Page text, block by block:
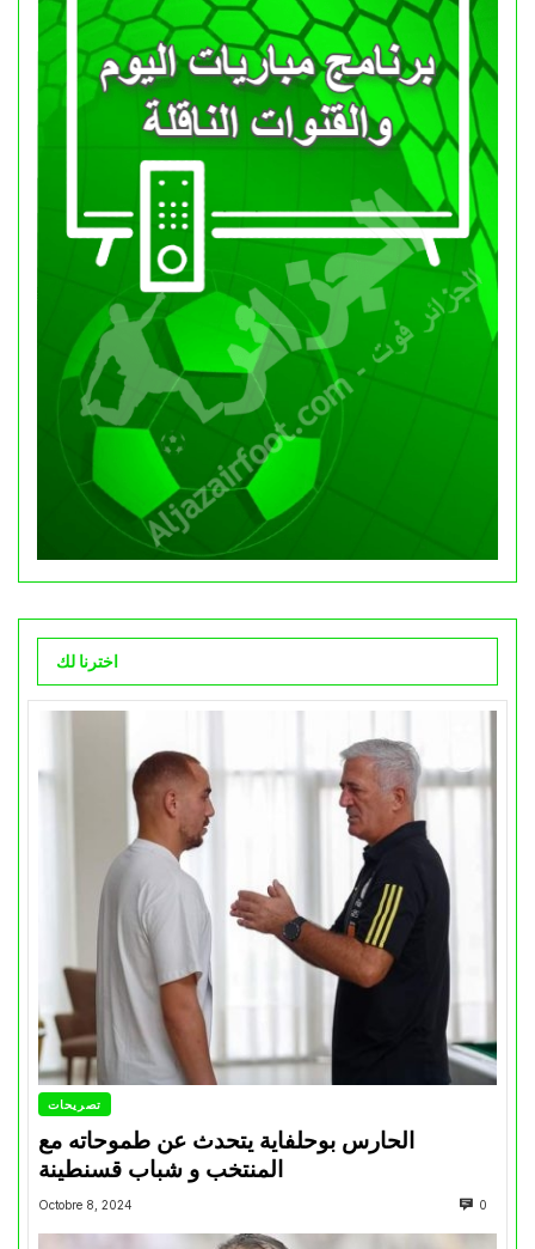
اخترنا لك
تصريحات
الحارس بوحلفاية يتحدث عن طموحاته مع
المنتخب و شباب قسنطينة
Octobre 8, 2024 0